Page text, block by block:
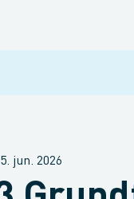
jun. 2026